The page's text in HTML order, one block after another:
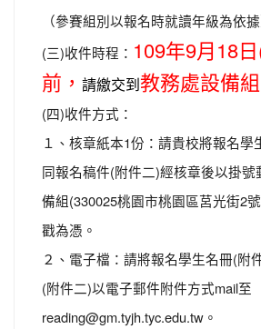
（參賽組別以報名時就讀年級為依據
(三)收件時程： 109年9月18
前， 請繳交到教務處設備組
(四)收件方式：
１、核章紙本1份：請貴校將報名學
同報名稿件(附件二)經核章後以掛號
備組(330025桃園市桃園區莒光街2
戳為憑。
２、電子檔：請將報名學生名冊(附
(附件二)以電子郵件附件方式mail至
reading@gm.tyjh.tyc.edu.tw。